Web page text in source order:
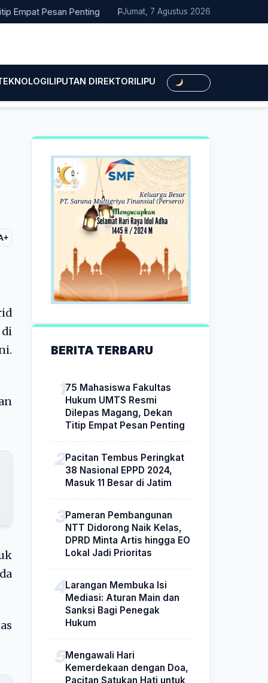
Pesan Penting Pacitan Tembus Peringkat 38 Nasional
Jumat, 7 Agustus 2026
LIPUTAN DIREKTORILIPUTAN HUKUMLIPUTAN
di
BERITA TERBARU
75 Mahasiswa Fakultas
Hukum UMTS Resmi
Dilepas Magang, Dekan
Titip Empat Pesan Penting
Pacitan Tembus Peringkat
38 Nasional EPPD 2024,
Masuk 11 Besar di Jatim
Pameran Pembangunan
NTT Didorong Naik Kelas,
DPRD Minta Artis hingga EO
Lokal Jadi Prioritas
Larangan Membuka Isi
Mediasi: Aturan Main dan
Sanksi Bagi Penegak
Hukum
Mengawali Hari
Kemerdekaan dengan Doa,
Pacitan Satukan Hati untuk